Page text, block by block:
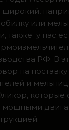
широкий,
или
также у нас
РФ. В
на поставку
и
которые
мощными